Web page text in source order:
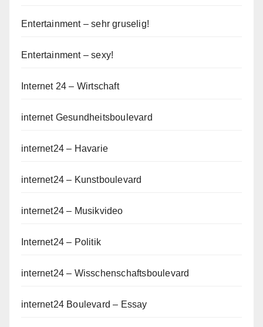
Entertainment – sehr gruselig!
Entertainment – sexy!
Internet 24 – Wirtschaft
internet Gesundheitsboulevard
internet24 – Havarie
internet24 – Kunstboulevard
internet24 – Musikvideo
Internet24 – Politik
internet24 – Wisschenschaftsboulevard
internet24 Boulevard – Essay